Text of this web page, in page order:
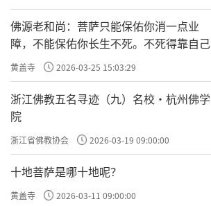
佛源老和尚：菩萨只能保佑你消一点业
障，不能保佑你长生不死。不死得靠自己
黄盖寺 2026-03-25 15:03:29
浙江佛教五名寻迹（九）名校·杭州佛学
院
浙江省佛教协会 2026-03-19 09:00:00
十地菩萨是哪十地呢？
黄盖寺 2026-03-11 09:00:00